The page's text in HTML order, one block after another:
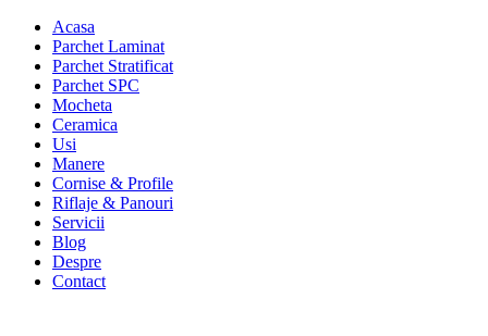
Acasa
Parchet Laminat
Parchet Stratificat
Parchet SPC
Mocheta
Ceramica
Usi
Manere
Cornise & Profile
Riflaje & Panouri
Servicii
Blog
Despre
Contact